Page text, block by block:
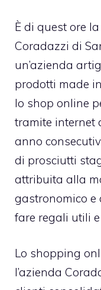
È di quest ore
Coradazzi di
un’azienda
prodotti made
lo shop online
tramite internet
anno
di prosciutti
attribuita alla
gastronomico
fare regali utili
Lo shopping
l’azienda